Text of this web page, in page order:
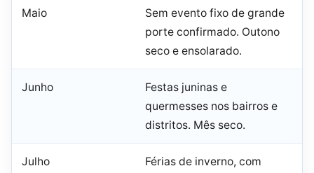
Maio
Sem evento fixo de grande
porte confirmado. Outono
seco e ensolarado.
Junho
Festas juninas e
quermesses nos bairros e
distritos. Mês seco.
Julho
Férias de inverno, com